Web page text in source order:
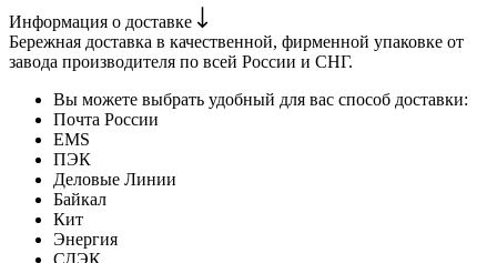
Информация о доставке
Бережная доставка в качественной, фирменной упаковке от
завода производителя по всей России и СНГ.
Вы можете выбрать удобный для вас способ доставки:
Почта России
EMS
ПЭК
Деловые Линии
Байкал
Кит
Энергия
СДЭК